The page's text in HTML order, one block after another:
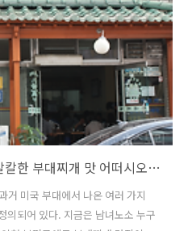
금을 넣어 곱게 푼다. 3. 팬에 식용
[맛집을 찾아라] 보글보글~칼칼한 부대찌개 맛 어떠시오? 인천 청천동 솥뚜껑의정부부대찌개
거 미국 부대에서 나온 여러 가지
의되어 있다. 지금은 남녀노소 누구